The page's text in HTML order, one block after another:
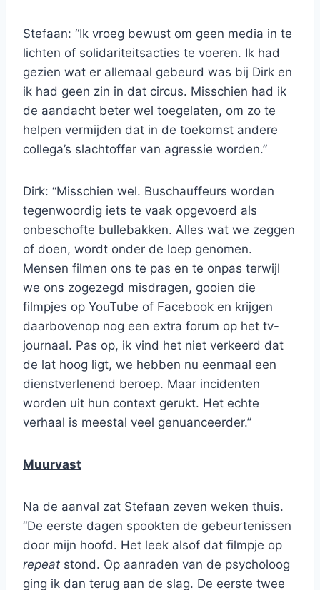
Stefaan: “Ik vroeg bewust om geen media in te
lichten of solidariteitsacties te voeren. Ik had
gezien wat er allemaal gebeurd was bij Dirk en
ik had geen zin in dat circus. Misschien had ik
de aandacht beter wel toegelaten, om zo te
helpen vermijden dat in de toekomst andere
collega’s slachtoffer van agressie worden.”
Dirk: “Misschien wel. Buschauffeurs worden
tegenwoordig iets te vaak opgevoerd als
onbeschofte bullebakken. Alles wat we zeggen
of doen, wordt onder de loep genomen.
Mensen filmen ons te pas en te onpas terwijl
we ons zogezegd misdragen, gooien die
filmpjes op YouTube of Facebook en krijgen
daarbovenop nog een extra forum op het tv-
journaal. Pas op, ik vind het niet verkeerd dat
de lat hoog ligt, we hebben nu eenmaal een
dienstverlenend beroep. Maar incidenten
worden uit hun context gerukt. Het echte
verhaal is meestal veel genuanceerder.”
Muurvast
Na de aanval zat Stefaan zeven weken thuis.
“De eerste dagen spookten de gebeurtenissen
door mijn hoofd. Het leek alsof dat filmpje op
repeat stond. Op aanraden van de psycholoog
ging ik dan terug aan de slag. De eerste twee